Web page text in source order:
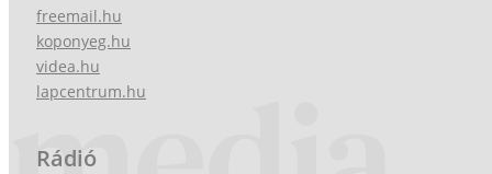
freemail.hu
koponyeg.hu
videa.hu
lapcentrum.hu
Rádió